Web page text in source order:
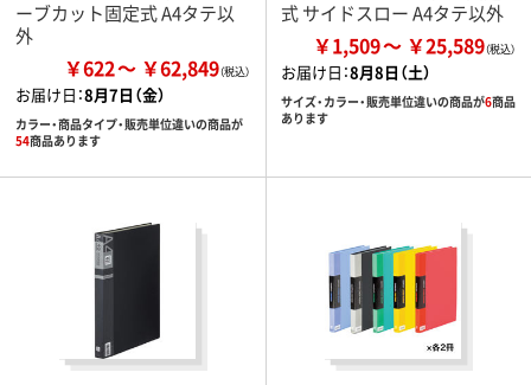
ーブカット固定式 A4タテ以
外
￥622 ￥62,849
お届け日：8月7日（金）
カラー・商品タイプ・販売単位違いの商品が
54商品あります
式 サイドスロー A4タテ以外
￥1,509 ￥25,589
お届け日：8月8日（土）
サイズ・カラー・販売単位違いの商品が6商品
あります